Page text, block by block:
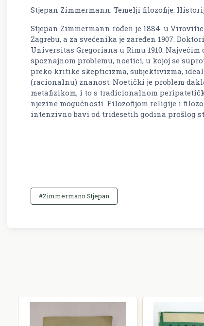
Stjepan Zimmermann: Temelji filozofije.
Stjepan Zimmermann rođen je 1884. u
Zagrebu, a za svećenika je zaređen 1907.
Universitas Gregoriana u Rimu 1910.
spoznajnom problemu, noetici, u kojoj se
preko kritike skepticizma, subjektivizma,
(racionalnu) znanost. Noetički je problem
metafizikom, i to s tradicionalnom
njezine mogućnosti. Filozofijom religije i
intenzivno bavi od tridesetih godina prošlog
#Zimmermann Stjepan